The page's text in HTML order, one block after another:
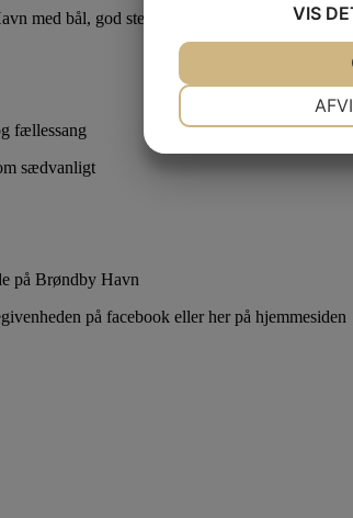
med bål, god stemning og fællesskab
fællessang
sædvanligt
på Brøndby Havn
på facebook eller her på hjemmesiden
VIS